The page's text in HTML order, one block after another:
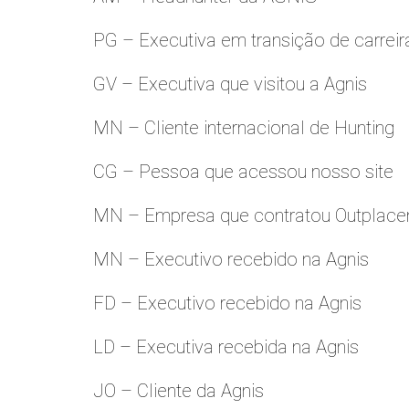
PG – Executiva em transição de
GV – Executiva que visitou a Agnis
MN – Cliente internacional de Hunting
CG – Pessoa que acessou nosso site
MN – Empresa que contratou
MN – Executivo recebido na Agnis
FD – Executivo recebido na Agnis
LD – Executiva recebida na Agnis
JO – Cliente da Agnis